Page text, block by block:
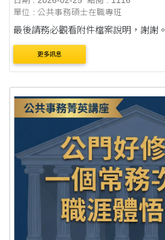
單位 : 公共事務碩士在職專班
最後請務必觀看附件檔案說明，謝謝。
更多訊息